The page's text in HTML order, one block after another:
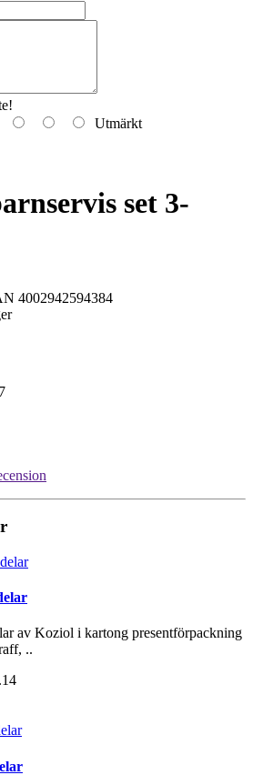
Utmärkt
set 3-
4002942594384
av Koziol i kartong presentförpackning
..